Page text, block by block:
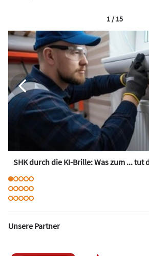
SHK durch die KI-Brille: Was zum ... tut
1 / 15
Unsere Partner